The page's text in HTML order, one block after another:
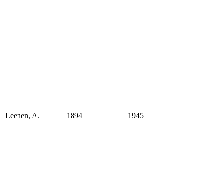
Leenen, A. 1894 1945